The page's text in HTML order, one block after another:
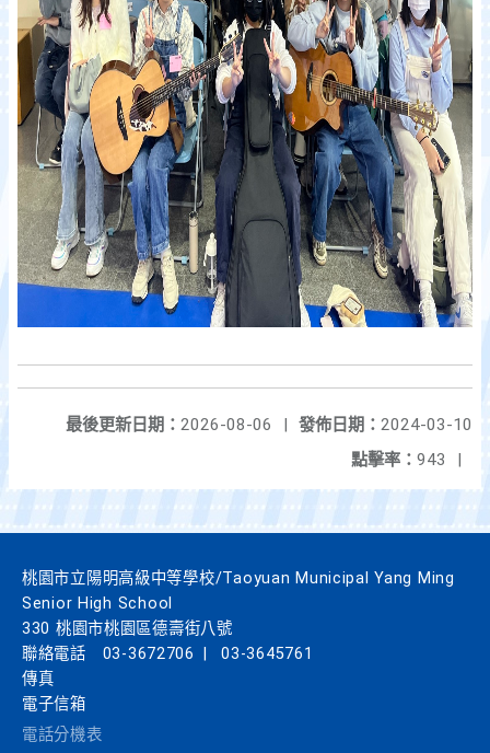
發佈日期： 2024-03-10
最後更新日期： 2026-08-06
|
點擊率： 943 |
桃園市立陽明高級中等學校/Taoyuan Municipal Yang Ming
Senior High School
330 桃園市桃園區德壽街八號
聯絡電話
03-3672706
03-3645761
傳真
電子信箱
電話分機表